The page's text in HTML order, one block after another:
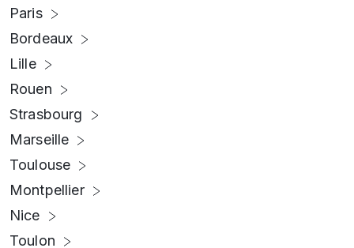
Paris
Bordeaux
Lille
Rouen
Strasbourg
Marseille
Toulouse
Montpellier
Nice
Toulon